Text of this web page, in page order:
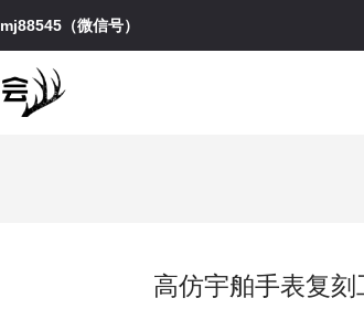
mj88545（微信号）
高仿宇舶手表复